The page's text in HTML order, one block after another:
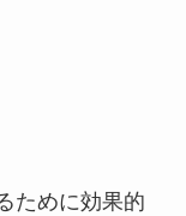
ために効果的